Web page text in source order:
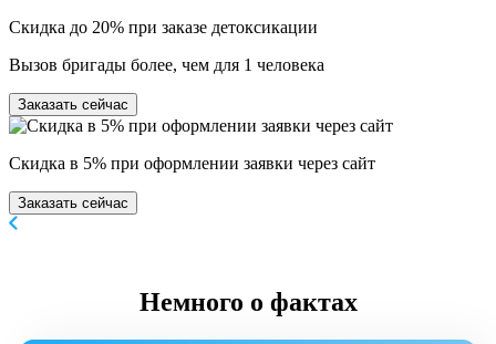
Скидка до 20% при заказе детоксикации
Вызов бригады более, чем для 1 человека
Заказать сейчас
Скидка в 5% при оформлении заявки через сайт
Заказать сейчас
Немного о фактах